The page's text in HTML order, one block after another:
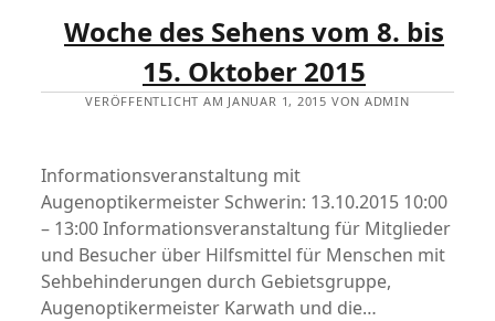
Woche des Sehens vom 8. bis
15. Oktober 2015
VERÖFFENTLICHT AM JANUAR 1, 2015 VON ADMIN
Informationsveranstaltung mit
Augenoptikermeister Schwerin: 13.10.2015 10:00
– 13:00 Informationsveranstaltung für Mitglieder
und Besucher über Hilfsmittel für Menschen mit
Sehbehinderungen durch Gebietsgruppe,
Augenoptikermeister Karwath und die…